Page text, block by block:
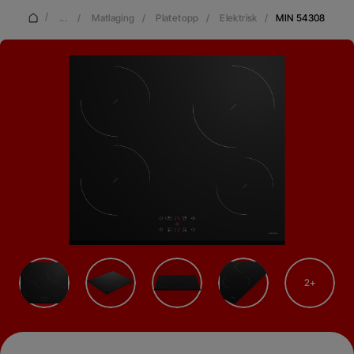
/ ... / Matlaging / Platetopp / Elektrisk / MIN 54308
2